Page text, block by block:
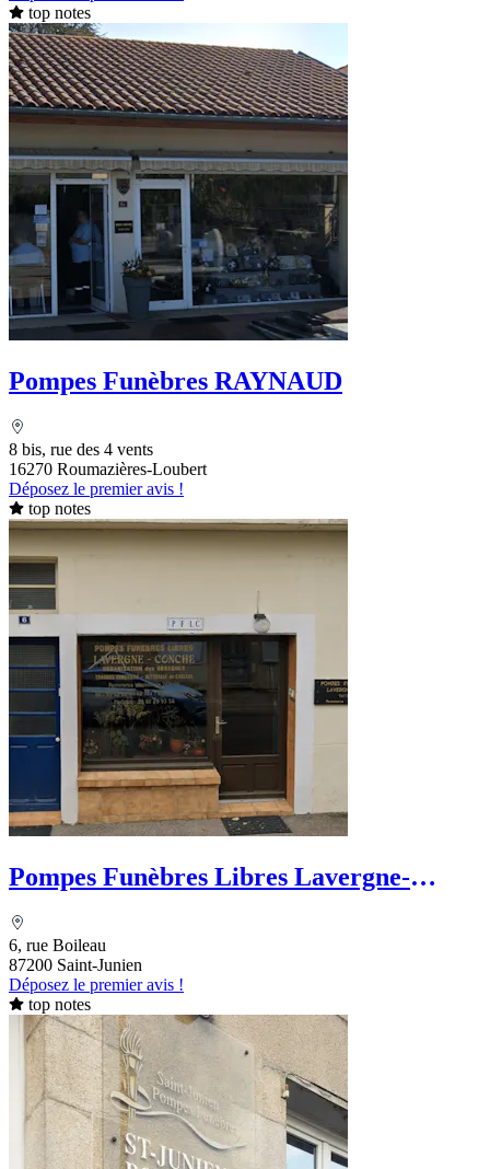
top notes
Pompes Funèbres RAYNAUD
8 bis, rue des 4 vents
16270 Roumazières-Loubert
Déposez le premier avis !
top notes
Pompes Funèbres Libres Lavergne-
6, rue Boileau
87200 Saint-Junien
Déposez le premier avis !
top notes